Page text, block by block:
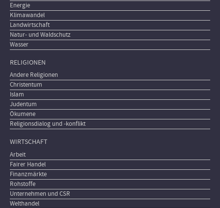
Energie
Klimawandel
Landwirtschaft
Natur- und Waldschutz
Wasser
RELIGIONEN
Andere Religionen
Christentum
Islam
Judentum
Ökumene
Religionsdialog und -konflikt
WIRTSCHAFT
Arbeit
Fairer Handel
Finanzmärkte
Rohstoffe
Unternehmen und CSR
Welthandel